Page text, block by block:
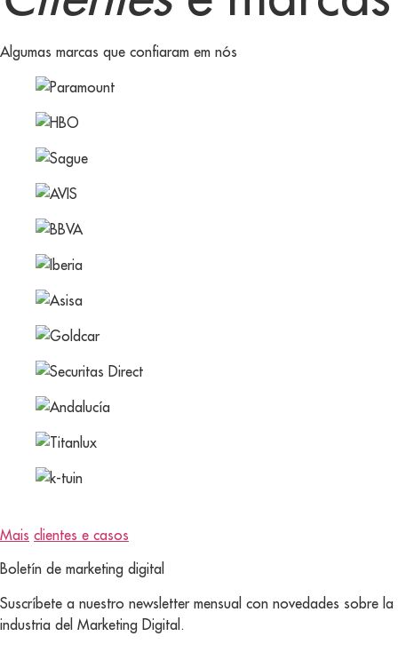
Algumas marcas que confiaram em nós
Mais clientes e casos
Boletín de marketing digital
Suscríbete a nuestro newsletter mensual con novedades sobre la
industria del Marketing Digital.